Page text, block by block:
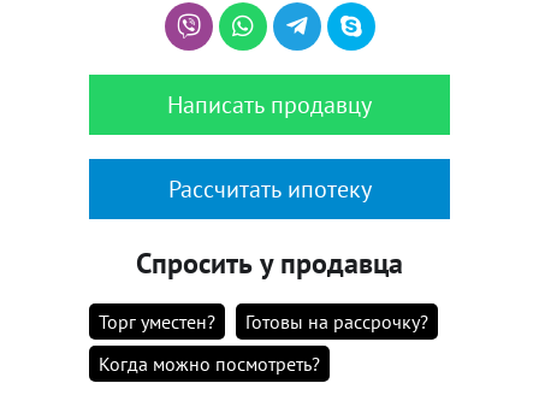
Написать продавцу
Рассчитать ипотеку
Спросить у продавца
Торг уместен?
Готовы на рассрочку?
Когда можно посмотреть?